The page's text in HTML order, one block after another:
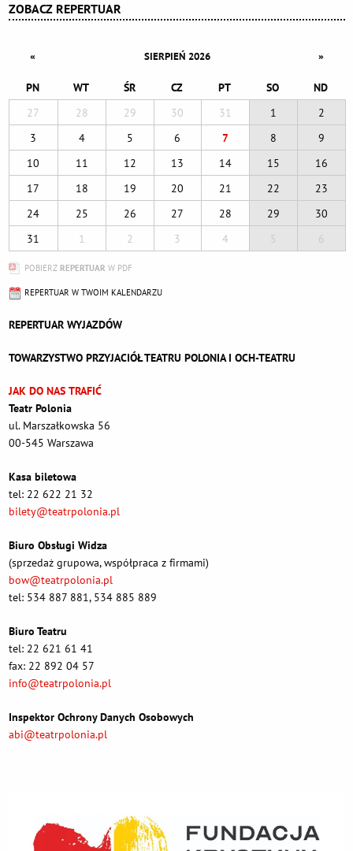
ZOBACZ REPERTUAR
« SIERPIEŃ 2026 »
PN WT ŚR CZ PT SO
ND
27
28 29 30 31 1
2
3
4 5 6 7 8
9
10
11 12 13 14 15
16
17
18 19 20 21 22
23
24
25 26 27 28 29
30
31
1 2 3 4 5 6
POBIERZ REPERTUAR W PDF
REPERTUAR W TWOIM KALENDARZU
REPERTUAR WYJAZDÓW
TOWARZYSTWO PRZYJACIÓŁ TEATRU POLONIA I OCH-TEATRU
JAK DO NAS TRAFIĆ
Teatr Polonia
ul. Marszałkowska 56
00-545 Warszawa
Kasa biletowa
tel: 22 622 21 32
bilety@teatrpolonia.pl
Biuro Obsługi Widza
(sprzedaż grupowa, współpraca z firmami)
bow@teatrpolonia.pl
tel: 534 887 881, 534 885 889
Biuro Teatru
tel: 22 621 61 41
fax: 22 892 04 57
info@teatrpolonia.pl
Inspektor Ochrony Danych Osobowych
abi@teatrpolonia.pl